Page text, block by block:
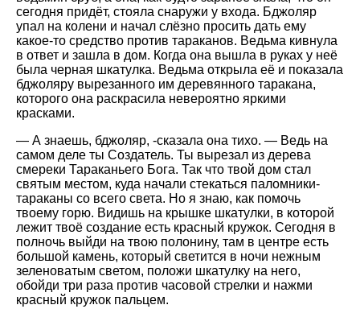
сегодня придёт, стояла снаружи у входа. Бджоляр
упал на колени и начал слёзно просить дать ему
какое-то средство против тараканов. Ведьма кивнула
в ответ и зашла в дом. Когда она вышла в руках у неё
была черная шкатулка. Ведьма открыла её и показала
бджоляру вырезанного им деревянного таракана,
которого она раскрасила невероятно яркими
красками.
— А знаешь, бджоляр, -сказала она тихо. — Ведь на
самом деле ты Создатель. Ты вырезал из дерева
смереки Тараканьего Бога. Так что твой дом стал
святым местом, куда начали стекаться паломники-
тараканы со всего света. Но я знаю, как помочь
твоему горю. Видишь на крышке шкатулки, в которой
лежит твоё создание есть красный кружок. Сегодня в
полночь выйди на твою полонину, там в центре есть
большой камень, который светится в ночи нежным
зеленоватым светом, положи шкатулку на него,
обойди три раза против часовой стрелки и нажми
красный кружок пальцем.